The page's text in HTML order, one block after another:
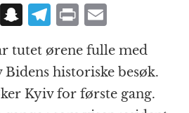
X S
a
p
c
T
e
g
r
P
ri
n
t
ai
l
tutet ørene fulle med
historiske besøk.
Kyiv for første gang.